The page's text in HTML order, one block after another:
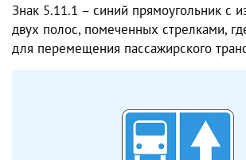
Знак 5.11.1 – синий прямоугольник с
двух полос, помеченных стрелками,
для перемещения пассажирского